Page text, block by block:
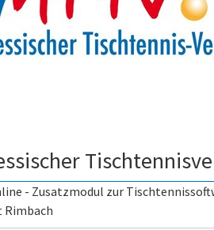
- Zusatzmodul zur
Rimbach